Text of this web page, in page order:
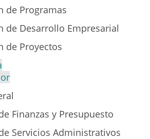
de Programas
de Desarrollo Empresarial
de Proyectos
Finanzas y Presupuesto
Servicios Administrativos